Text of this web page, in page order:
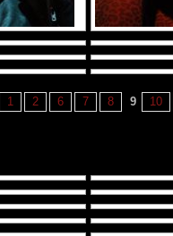
1 2 6 7 8 9 10